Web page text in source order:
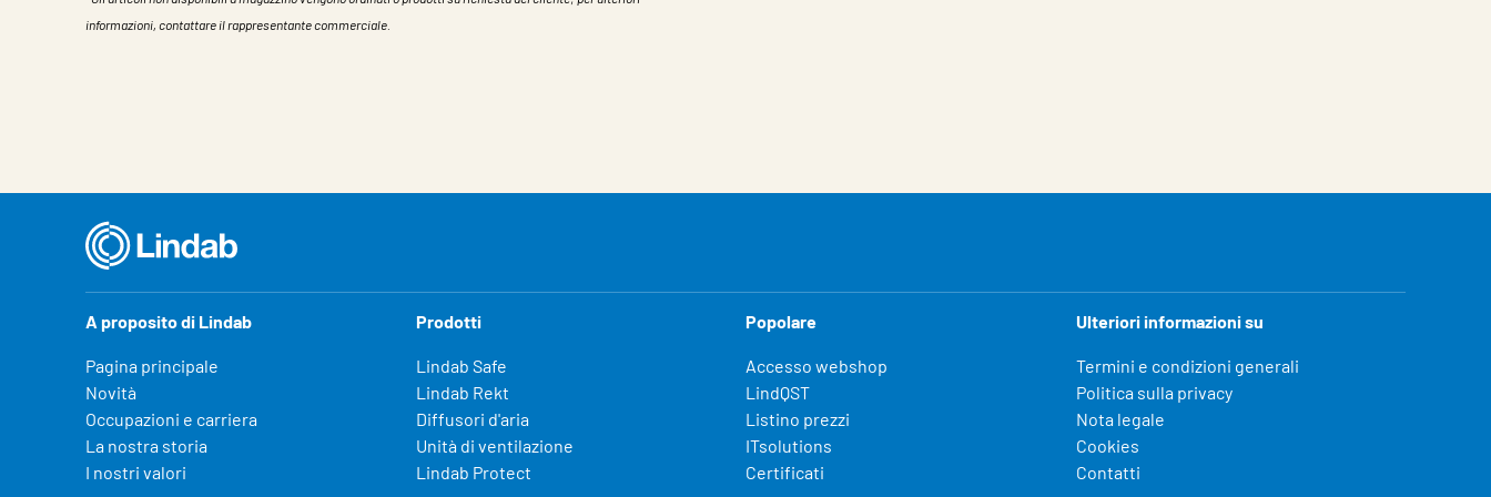
informazioni, contattare il rappresentante commerciale.
A proposito di Lindab
Pagina principale
Novità
Occupazioni e carriera
La nostra storia
I nostri valori
Prodotti
Lindab Safe
Lindab Rekt
Diffusori d'aria
Unità di ventilazione
Lindab Protect
Popolare
Accesso webshop
LindQST
Listino prezzi
ITsolutions
Certificati
Ulteriori informazioni su
Termini e condizioni generali
Politica sulla privacy
Nota legale
Cookies
Contatti